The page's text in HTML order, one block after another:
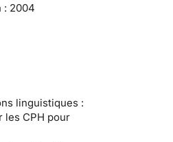
: 2004
linguistiques :
les CPH pour